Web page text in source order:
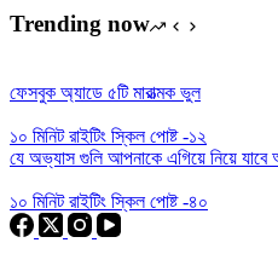
Trending now
ফেসবুক অ্যাডে ৫টি মারাত্মক ভুল
১০ মিনিট রাইটিং স্কিল পোষ্ট -১২
যে অভ্যাস গুলি আপনাকে এগিয়ে নিয়ে যাবে
১০ মিনিট রাইটিং স্কিল পোষ্ট -৪০